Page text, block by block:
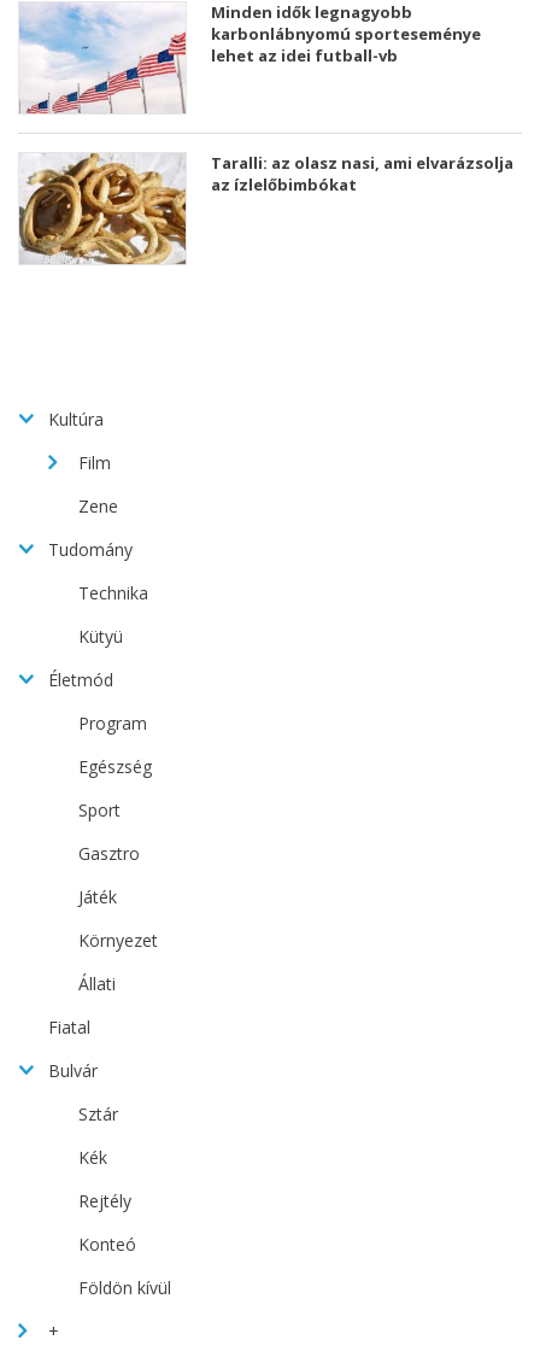
Minden idők legnagyobb
karbonlábnyomú sporteseménye
lehet az idei futball-vb
Taralli: az olasz nasi, ami elvarázsolja
az ízlelőbimbókat
Kultúra
Film
Zene
Tudomány
Technika
Kütyü
Életmód
Program
Egészség
Sport
Gasztro
Játék
Környezet
Állati
Fiatal
Bulvár
Sztár
Kék
Rejtély
Konteó
Földön kívül
+